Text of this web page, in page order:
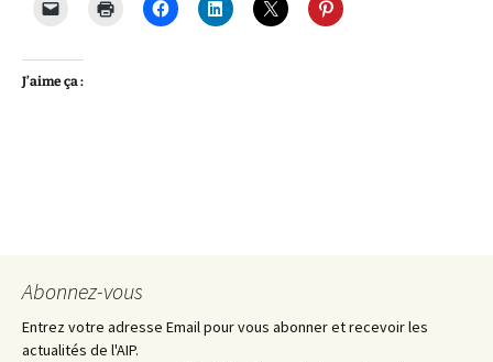
J’aime ça :
Abonnez-vous
Entrez votre adresse Email pour vous abonner et recevoir les
actualités de l'AIP.